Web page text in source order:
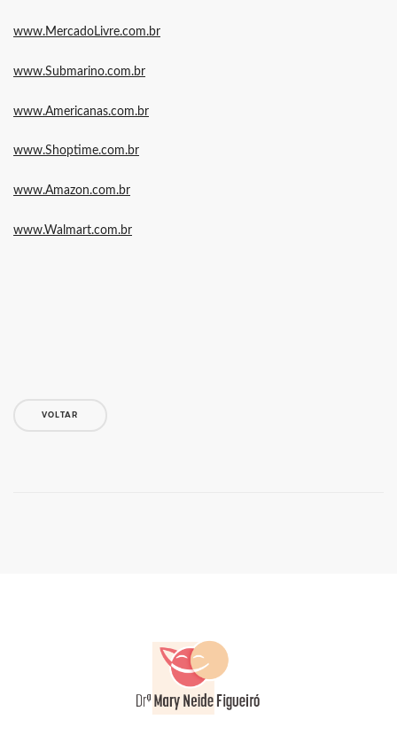
www.MercadoLivre.com.br
www.Submarino.com.br
www.Americanas.com.br
www.Shoptime.com.br
www.Amazon.com.br
www.Walmart.com.br
VOLTAR